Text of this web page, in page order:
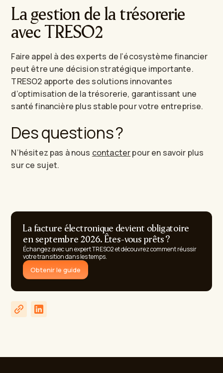
La gestion de la trésorerie
avec TRESO2
Faire appel à des experts de l’écosystème financier
peut être une décision stratégique importante.
TRESO2 apporte des solutions innovantes
d’optimisation de la trésorerie, garantissant une
santé financière plus stable pour votre entreprise.
Des questions ?
N’hésitez pas à nous contacterpour en savoir plus
sur ce sujet.
La facture électronique devient obligatoire
en septembre 2026. Êtes-vous prêts ?
Échangez avec un expert TRESO2 et découvrez comment réussir
votre transition dans les temps.
Obtenir le guide